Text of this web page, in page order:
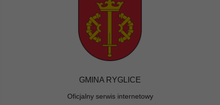
GMINA RYGLICE
Oficjalny serwis internetowy